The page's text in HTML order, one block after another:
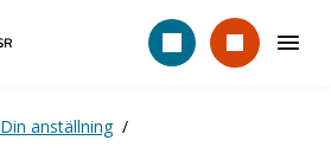
Din anställning